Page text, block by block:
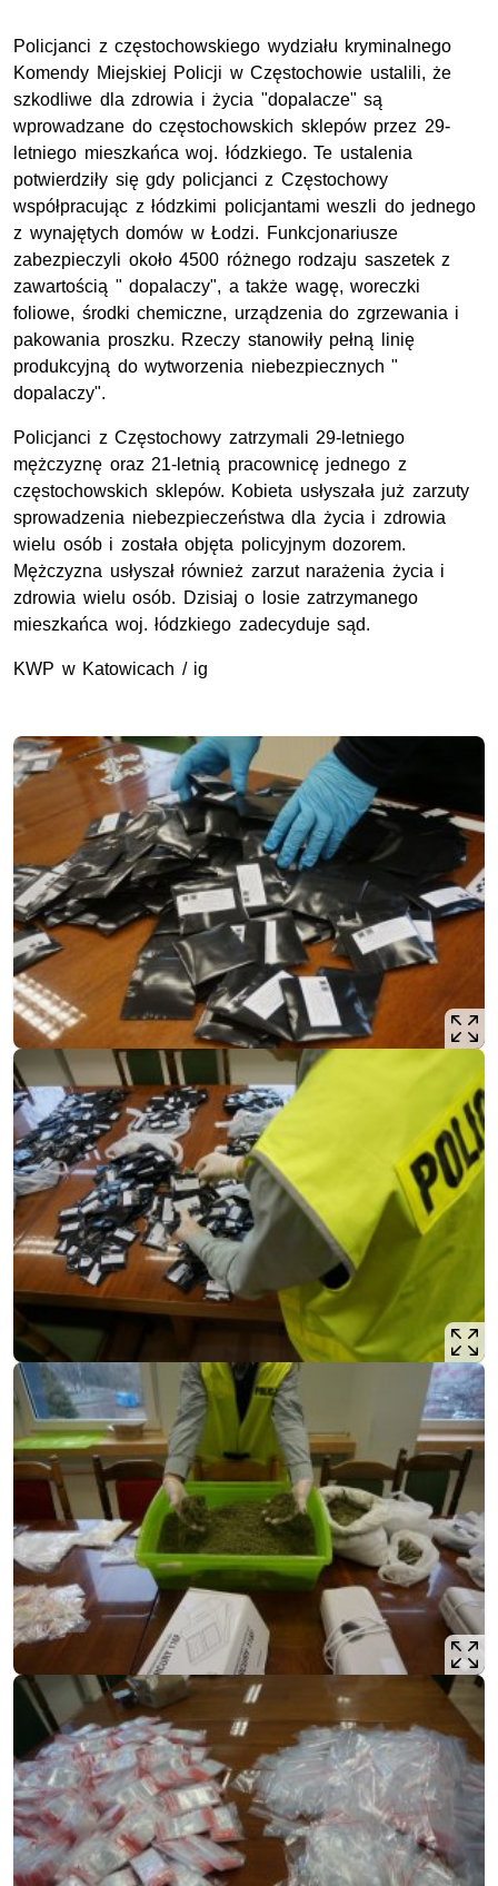
Policjanci z częstochowskiego wydziału kryminalnego
Komendy Miejskiej Policji w Częstochowie ustalili, że
szkodliwe dla zdrowia i życia "dopalacze" są
wprowadzane do częstochowskich sklepów przez 29-
letniego mieszkańca woj. łódzkiego. Te ustalenia
potwierdziły się gdy policjanci z Częstochowy
współpracując z łódzkimi policjantami weszli do jednego
z wynajętych domów w Łodzi. Funkcjonariusze
zabezpieczyli około 4500 różnego rodzaju saszetek z
zawartością " dopalaczy", a także wagę, woreczki
foliowe, środki chemiczne, urządzenia do zgrzewania i
pakowania proszku. Rzeczy stanowiły pełną linię
produkcyjną do wytworzenia niebezpiecznych "
dopalaczy".
Policjanci z Częstochowy zatrzymali 29-letniego
mężczyznę oraz 21-letnią pracownicę jednego z
częstochowskich sklepów. Kobieta usłyszała już zarzuty
sprowadzenia niebezpieczeństwa dla życia i zdrowia
wielu osób i została objęta policyjnym dozorem.
Mężczyzna usłyszał również zarzut narażenia życia i
zdrowia wielu osób. Dzisiaj o losie zatrzymanego
mieszkańca woj. łódzkiego zadecyduje sąd.
KWP w Katowicach / ig